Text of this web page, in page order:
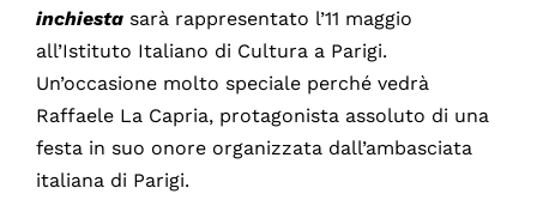
inchiesta sarà rappresentato l’11 maggio
all’Istituto Italiano di Cultura a Parigi.
Un’occasione molto speciale perché vedrà
Raffaele La Capria, protagonista assoluto di una
festa in suo onore organizzata dall’ambasciata
italiana di Parigi.